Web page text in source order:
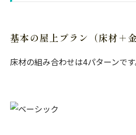
基本の屋上プラン（床材＋
床材の組み合わせは4パターンです